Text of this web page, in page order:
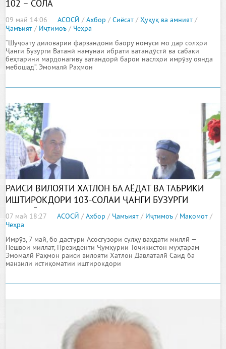
102 – СОЛА
09 май 14:06 АСОСӢ /Ахбор /Сиёсат /Ҳуқуқ ва амният /
Ҷамъият / Иҷтимоъ / Чеҳра
“Шуҷоату диловарии фарзандони баору номуси мо дар солҳои
Ҷанги Бузурги Ватанӣ намунаи ибрати ватандӯстӣ ва сабақи
беҳтарини мардонагиву ватандорӣ барои наслҳои имрӯзу оянда
мебошад”. Эмомалӣ Раҳмон
РАИСИ ВИЛОЯТИ ХАТЛОН БА АЁДАТ ВА ТАБРИКИ
ИШТИРОКДОРИ 103-СОЛАИ ҶАНГИ БУЗУРГИ
ВАТАНӢ РАФТАНД
07 май 18:27 АСОСӢ /Ахбор / Ҷамъият / Иҷтимоъ / Мақомот /
Чеҳра
Имрӯз, 7 май, бо дастури Асосгузори сулҳу ваҳдати миллӣ —
Пешвои миллат, Президенти Ҷумҳурии Тоҷикистон муҳтарам
Эмомалӣ Раҳмон раиси вилояти Хатлон Давлаталӣ Саид ба
манзили истиқоматии иштирокдори